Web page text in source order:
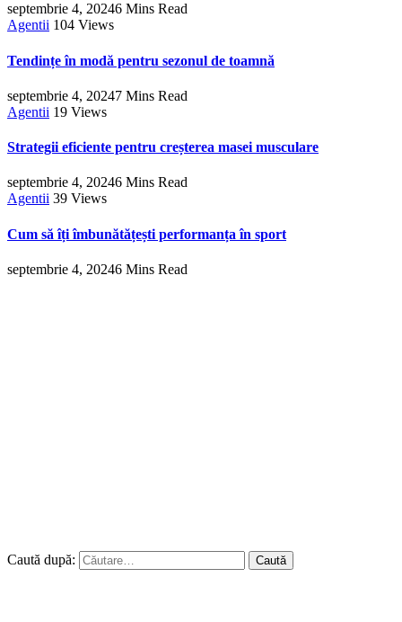
septembrie 4, 20246 Mins Read
Agentii 104 Views
Tendințe în modă pentru sezonul de toamnă
septembrie 4, 20247 Mins Read
Agentii 19 Views
Strategii eficiente pentru creșterea masei musculare
septembrie 4, 20246 Mins Read
Agentii 39 Views
Cum să îți îmbunătățești performanța în sport
septembrie 4, 20246 Mins Read
Caută după: